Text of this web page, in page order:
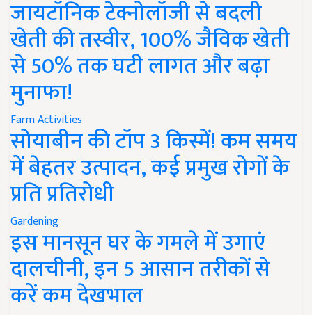
जायटॉनिक टेक्नोलॉजी से बदली
खेती की तस्वीर, 100% जैविक खेती
से 50% तक घटी लागत और बढ़ा
मुनाफा!
Farm Activities
सोयाबीन की टॉप 3 किस्में! कम समय
में बेहतर उत्पादन, कई प्रमुख रोगों के
प्रति प्रतिरोधी
Gardening
इस मानसून घर के गमले में उगाएं
दालचीनी, इन 5 आसान तरीकों से
करें कम देखभाल